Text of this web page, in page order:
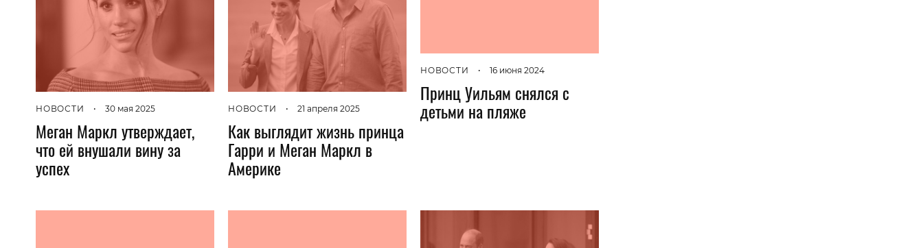
НОВОСТИ • 30 мая 2025
Меган Маркл утверждает,
что ей внушали вину за
успех
НОВОСТИ • 21 апреля 2025
Как выглядит жизнь принца
Гарри и Меган Маркл в
Америке
НОВОСТИ • 16 июня 2024
Принц Уильям снялся с
детьми на пляже